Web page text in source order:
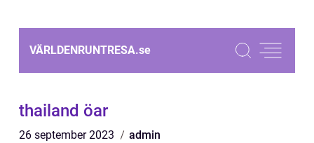
VÄRLDENRUNTRESA.se
thailand öar
26 september 2023 admin